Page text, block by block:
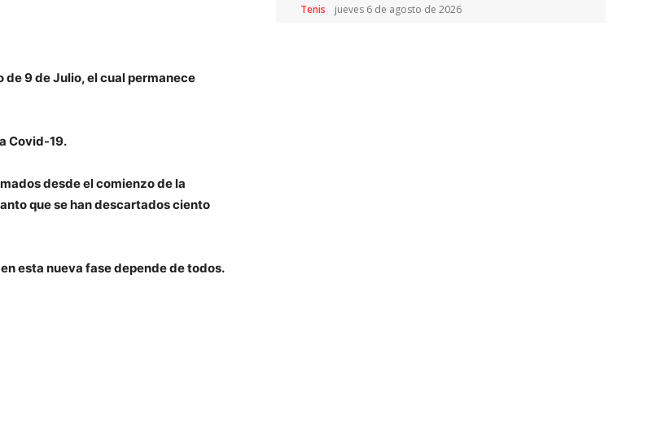
9 de Julio, el cual permanece
Covid-19.
desde el comienzo de la
que se han descartados ciento
esta nueva fase depende de todos.
Tenis jueves 6 de agosto de 2026